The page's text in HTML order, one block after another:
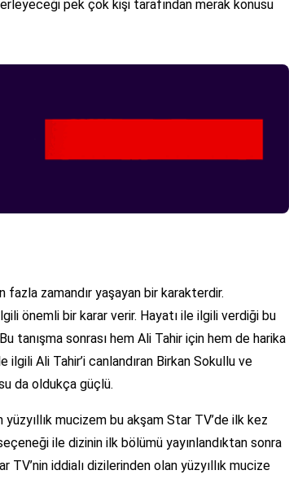
pek çok kişi tarafından merak konusu
fazla zamandır yaşayan bir karakterdir.
önemli bir karar verir. Hayatı ile ilgili verdiği bu
tanışma sonrası hem Ali Tahir için hem de harika
Ali Tahir’i canlandıran Birkan Sokullu ve
da oldukça güçlü.
mucizem bu akşam Star TV’de ilk kez
ile dizinin ilk bölümü yayınlandıktan sonra
iddialı dizilerinden olan yüzyıllık mucize